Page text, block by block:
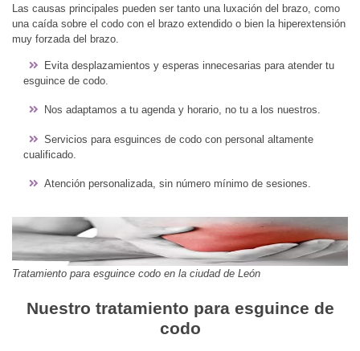
Las causas principales pueden ser tanto una luxación del brazo, como
una caída sobre el codo con el brazo extendido o bien la hiperextensión
muy forzada del brazo.
Evita desplazamientos y esperas innecesarias para atender tu
esguince de codo.
Nos adaptamos a tu agenda y horario, no tu a los nuestros.
Servicios para esguinces de codo con personal altamente
cualificado.
Atención personalizada, sin número mínimo de sesiones.
Tratamiento para esguince codo en la ciudad de León
Nuestro tratamiento para esguince de
codo